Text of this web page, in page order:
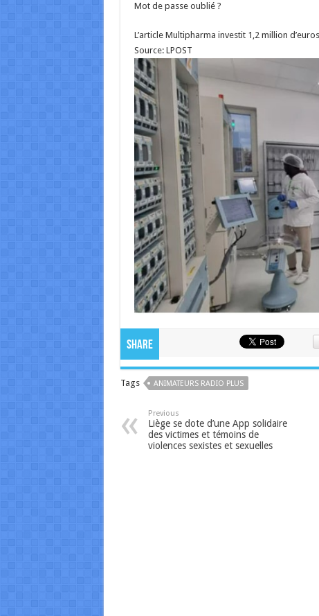
Mot de passe oublié ?
L’article Multipharma investit 1,2 million
Source: LPOST
Share
Tags ANIMATEURS RADIO PLUS
Previous
Liège se dote d’une App solidaire
des victimes et témoins de
violences sexistes et sexuelles